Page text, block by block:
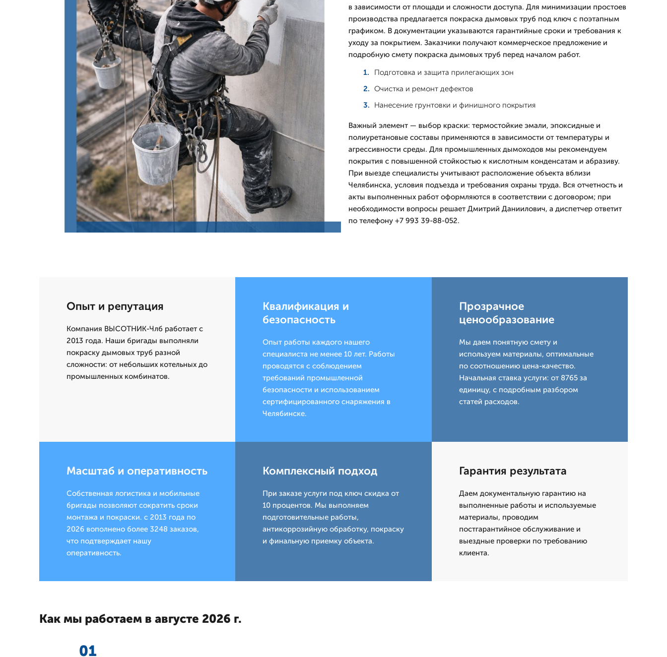
в зависимости от площади и сложности доступа. Для минимизации простоев
производства предлагается покраска дымовых труб под ключ с поэтапным
графиком. В документации указываются гарантийные сроки и требования к
уходу за покрытием. Заказчики получают коммерческое предложение и
подробную смету покраска дымовых труб перед началом работ.
Подготовка и защита прилегающих зон
Очистка и ремонт дефектов
Нанесение грунтовки и финишного покрытия
Важный элемент — выбор краски: термостойкие эмали, эпоксидные и
полиуретановые составы применяются в зависимости от температуры и
агрессивности среды. Для промышленных дымоходов мы рекомендуем
покрытия с повышенной стойкостью к кислотным конденсатам и абразиву.
При выезде специалисты учитывают расположение объекта вблизи
Челябинска, условия подъезда и требования охраны труда. Вся отчетность и
акты выполненных работ оформляются в соответствии с договором; при
необходимости вопросы решает Дмитpий Даниилович, а диспетчер ответит
по телефону +7 993 39-88-052.
Опыт и репутация
Компания ВЫСОТНИК-Члб работает с
2013 года. Наши бригады выполняли
покраску дымовых труб разной
сложности: от небольших котельных до
промышленных комбинатов.
Квалификация и
безопасность
Опыт работы каждого нашего
специалиста не менее 10 лет. Работы
проводятся с соблюдением
требований промышленной
безопасности и использованием
сертифицированного снаряжения в
Челябинске.
Прозрачное
ценообразование
Мы даем понятную смету и
используем материалы, оптимальные
по соотношению цена-качество.
Начальная ставка услуги: от 8765 за
единицу, с подробным разбором
статей расходов.
Масштаб и оперативность
Собственная логистика и мобильные
бригады позволяют сократить сроки
монтажа и покраски. с 2013 года по
2026 вополнено более 3248 заказов,
что подтверждает нашу
оперативность.
Комплексный подход
При заказе услуги под ключ скидка от
10 процентов. Мы выполняем
подготовительные работы,
антикоррозийную обработку, покраску
и финальную приемку объекта.
Гарантия результата
Даем документальную гарантию на
выполненные работы и используемые
материалы, проводим
постгарантийное обслуживание и
выездные проверки по требованию
клиента.
Как мы работаем в августе 2026 г.
01